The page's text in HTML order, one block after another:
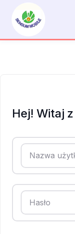
treści
Hej! Witaj